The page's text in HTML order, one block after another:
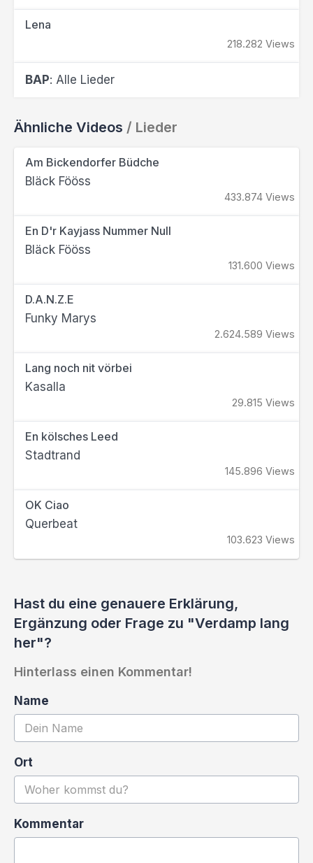
Lena
218.282 Views
BAP: Alle Lieder
Ähnliche Videos / Lieder
Am Bickendorfer Büdche
Bläck Fööss
433.874 Views
En D'r Kayjass Nummer Null
Bläck Fööss
131.600 Views
D.A.N.Z.E
Funky Marys
2.624.589 Views
Lang noch nit vörbei
Kasalla
29.815 Views
En kölsches Leed
Stadtrand
145.896 Views
OK Ciao
Querbeat
103.623 Views
Hast du eine genauere Erklärung,
Ergänzung oder Frage zu "Verdamp lang
her"?
Hinterlass einen Kommentar!
Name
Ort
Kommentar